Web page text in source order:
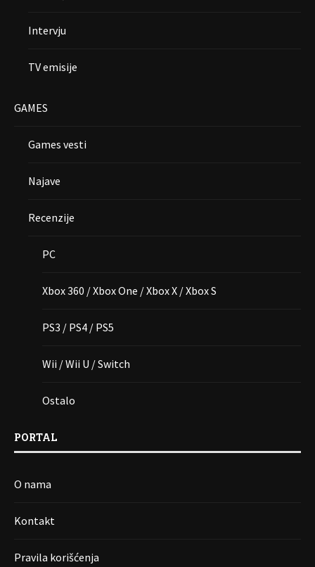
Intervju
TV emisije
GAMES
Games vesti
Najave
Recenzije
PC
Xbox 360 / Xbox One / Xbox X / Xbox S
PS3 / PS4 / PS5
Wii / Wii U / Switch
Ostalo
PORTAL
O nama
Kontakt
Pravila korišćenja